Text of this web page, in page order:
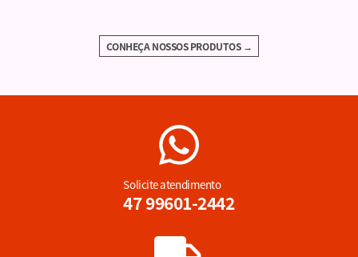
CONHEÇA NOSSOS PRODUTOS →
Solicite atendimento
47 99601-2442